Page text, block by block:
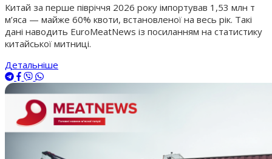
Китай за перше півріччя 2026 року імпортував 1,53 млн т
м’яса — майже 60% квоти, встановленої на весь рік. Такі
дані наводить EuroMeatNews із посиланням на статистику
китайської митниці.
Детальніше